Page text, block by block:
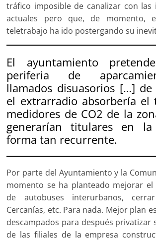
tráfico imposible de canalizar con las
actuales pero que, de momento,
teletrabajo ha ido postergando su
El ayuntamiento
periferia de
llamados disuasorios […]
el extrarradio absorbería el
medidores de CO2 de la
generarían titulares en
forma tan recurrente.
Por parte del Ayuntamiento y la
momento se ha planteado mejorar el
de autobuses interurbanos,
Cercanías, etc. Para nada. Mejor plan
descampados para después privatizar
de las filiales de la empresa